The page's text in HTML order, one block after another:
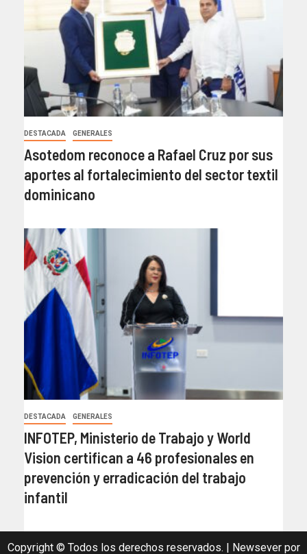
DESTACADA GENERALES
Asotedom reconoce a Rafael Cruz por sus
aportes al fortalecimiento del sector textil
dominicano
DESTACADA GENERALES
INFOTEP, Ministerio de Trabajo y World
Vision certifican a 46 profesionales en
prevención y erradicación del trabajo
infantil
Copyright © Todos los derechos reservados. Newseverpor